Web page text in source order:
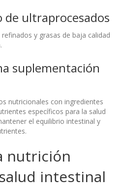
de ultraprocesados
y grasas de baja calidad
suplementación
nutricionales con ingredientes
específicos para la salud
el equilibrio intestinal y
nutrición
intestinal